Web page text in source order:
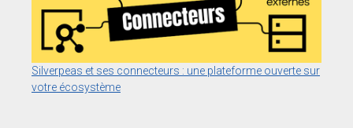
Silverpeas et ses connecteurs : une plateforme ouverte sur
votre écosystème